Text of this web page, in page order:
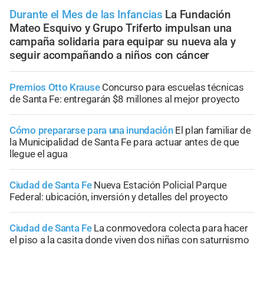
Durante el Mes de las Infancias La Fundación
Mateo Esquivo y Grupo Triferto impulsan una
campaña solidaria para equipar su nueva ala y
seguir acompañando a niños con cáncer
Premios Otto Krause Concurso para escuelas técnicas
de Santa Fe: entregarán $8 millones al mejor proyecto
Cómo prepararse para una inundación El plan familiar de
la Municipalidad de Santa Fe para actuar antes de que
llegue el agua
Ciudad de Santa Fe Nueva Estación Policial Parque
Federal: ubicación, inversión y detalles del proyecto
Ciudad de Santa Fe La conmovedora colecta para hacer
el piso a la casita donde viven dos niñas con saturnismo